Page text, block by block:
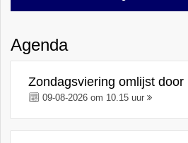
Agenda
Zondagsviering omlijst door
09-08-2026 om 10.15 uur